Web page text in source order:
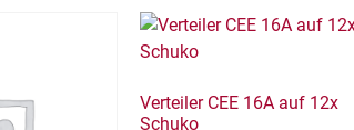
Verteiler CEE 16A auf 12x
Schuko